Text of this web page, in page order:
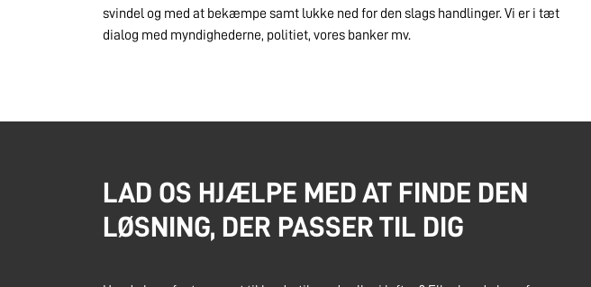
svindel og med at bekæmpe samt lukke ned for den slags handlinger. Vi er i tæt
dialog med myndighederne, politiet, vores banker mv.
LAD OS HJÆLPE MED AT FINDE DEN
LØSNING, DER PASSER TIL DIG